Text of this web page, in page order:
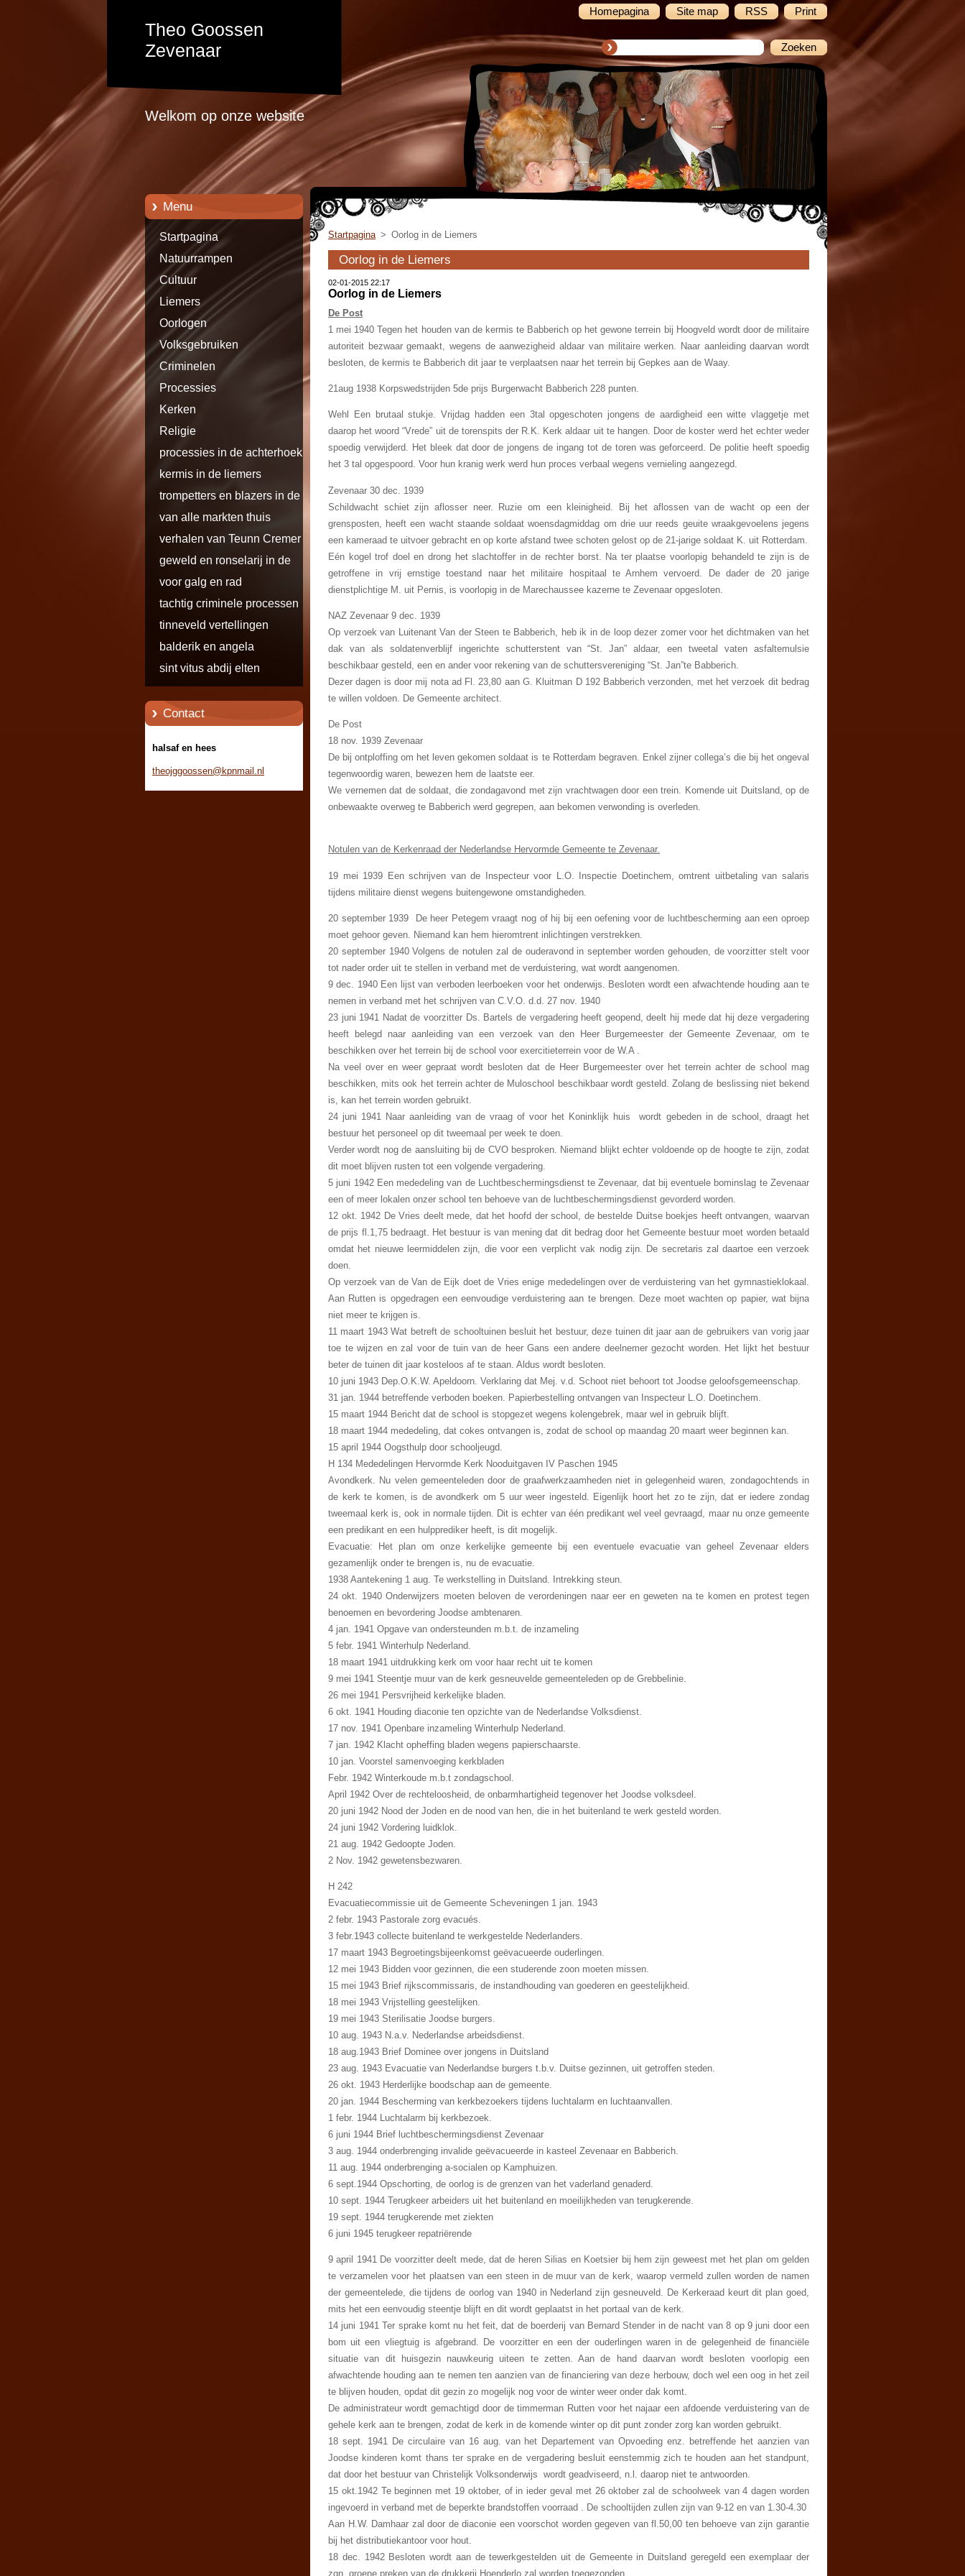
Homepagina Site map RSS Print
Theo Goossen
Zevenaar
Welkom op onze website
Menu
Startpagina
Natuurrampen
Cultuur
Liemers
Oorlogen
Volksgebruiken
Criminelen
Processies
Kerken
Religie
processies in de achterhoek en
de
kermis in de liemers
trompetters en blazers in de
liemers
van alle markten thuis
verhalen van Teunn Cremer uit
Loo
geweld en ronselarij in de
liemers
voor galg en rad
tachtig criminele processen
tinneveld vertellingen
balderik en angela
sint vitus abdij elten
Contact
halsaf en hees
theojggoossen@kpnmail.nl
Startpagina > Oorlog in de Liemers
Oorlog in de Liemers
02-01-2015 22:17
Oorlog in de Liemers
De Post
1 mei 1940 Tegen het houden van de kermis te Babberich op het gewone terrein bij Hoogveld wordt door de militaire
autoriteit bezwaar gemaakt, wegens de aanwezigheid aldaar van militaire werken. Naar aanleiding daarvan wordt
besloten, de kermis te Babberich dit jaar te verplaatsen naar het terrein bij Gepkes aan de Waay.
21aug 1938 Korpswedstrijden 5de prijs Burgerwacht Babberich 228 punten.
Wehl Een brutaal stukje. Vrijdag hadden een 3tal opgeschoten jongens de aardigheid een witte vlaggetje met
daarop het woord “Vrede” uit de torenspits der R.K. Kerk aldaar uit te hangen. Door de koster werd het echter weder
spoedig verwijderd. Het bleek dat door de jongens de ingang tot de toren was geforceerd. De politie heeft spoedig
het 3 tal opgespoord. Voor hun kranig werk werd hun proces verbaal wegens vernieling aangezegd.
Zevenaar 30 dec. 1939
Schildwacht schiet zijn aflosser neer. Ruzie om een kleinigheid. Bij het aflossen van de wacht op een der
grensposten, heeft een wacht staande soldaat woensdagmiddag om drie uur reeds geuite wraakgevoelens jegens
een kameraad te uitvoer gebracht en op korte afstand twee schoten gelost op de 21-jarige soldaat K. uit Rotterdam.
Eén kogel trof doel en drong het slachtoffer in de rechter borst. Na ter plaatse voorlopig behandeld te zijn is de
getroffene in vrij ernstige toestand naar het militaire hospitaal te Arnhem vervoerd. De dader de 20 jarige
dienstplichtige M. uit Pernis, is voorlopig in de Marechaussee kazerne te Zevenaar opgesloten.
NAZ Zevenaar 9 dec. 1939
Op verzoek van Luitenant Van der Steen te Babberich, heb ik in de loop dezer zomer voor het dichtmaken van het
dak van als soldatenverblijf ingerichte schutterstent van “St. Jan” aldaar, een tweetal vaten asfaltemulsie
beschikbaar gesteld, een en ander voor rekening van de schuttersvereniging “St. Jan”te Babberich.
Dezer dagen is door mij nota ad Fl. 23,80 aan G. Kluitman D 192 Babberich verzonden, met het verzoek dit bedrag
te willen voldoen. De Gemeente architect.
De Post
18 nov. 1939 Zevenaar
De bij ontploffing om het leven gekomen soldaat is te Rotterdam begraven. Enkel zijner collega’s die bij het ongeval
tegenwoordig waren, bewezen hem de laatste eer.
We vernemen dat de soldaat, die zondagavond met zijn vrachtwagen door een trein. Komende uit Duitsland, op de
onbewaakte overweg te Babberich werd gegrepen, aan bekomen verwonding is overleden.
Notulen van de Kerkenraad der Nederlandse Hervormde Gemeente te Zevenaar.
19 mei 1939 Een schrijven van de Inspecteur voor L.O. Inspectie Doetinchem, omtrent uitbetaling van salaris
tijdens militaire dienst wegens buitengewone omstandigheden.
20 september 1939 De heer Petegem vraagt nog of hij bij een oefening voor de luchtbescherming aan een oproep
moet gehoor geven. Niemand kan hem hieromtrent inlichtingen verstrekken.
20 september 1940 Volgens de notulen zal de ouderavond in september worden gehouden, de voorzitter stelt voor
tot nader order uit te stellen in verband met de verduistering, wat wordt aangenomen.
9 dec. 1940 Een lijst van verboden leerboeken voor het onderwijs. Besloten wordt een afwachtende houding aan te
nemen in verband met het schrijven van C.V.O. d.d. 27 nov. 1940
23 juni 1941 Nadat de voorzitter Ds. Bartels de vergadering heeft geopend, deelt hij mede dat hij deze vergadering
heeft belegd naar aanleiding van een verzoek van den Heer Burgemeester der Gemeente Zevenaar, om te
beschikken over het terrein bij de school voor exercitieterrein voor de W.A .
Na veel over en weer gepraat wordt besloten dat de Heer Burgemeester over het terrein achter de school mag
beschikken, mits ook het terrein achter de Muloschool beschikbaar wordt gesteld. Zolang de beslissing niet bekend
is, kan het terrein worden gebruikt.
24 juni 1941 Naar aanleiding van de vraag of voor het Koninklijk huis wordt gebeden in de school, draagt het
bestuur het personeel op dit tweemaal per week te doen.
Verder wordt nog de aansluiting bij de CVO besproken. Niemand blijkt echter voldoende op de hoogte te zijn, zodat
dit moet blijven rusten tot een volgende vergadering.
5 juni 1942 Een mededeling van de Luchtbeschermingsdienst te Zevenaar, dat bij eventuele bominslag te Zevenaar
een of meer lokalen onzer school ten behoeve van de luchtbeschermingsdienst gevorderd worden.
12 okt. 1942 De Vries deelt mede, dat het hoofd der school, de bestelde Duitse boekjes heeft ontvangen, waarvan
de prijs fl.1,75 bedraagt. Het bestuur is van mening dat dit bedrag door het Gemeente bestuur moet worden betaald
omdat het nieuwe leermiddelen zijn, die voor een verplicht vak nodig zijn. De secretaris zal daartoe een verzoek
doen.
Op verzoek van de Van de Eijk doet de Vries enige mededelingen over de verduistering van het gymnastieklokaal.
Aan Rutten is opgedragen een eenvoudige verduistering aan te brengen. Deze moet wachten op papier, wat bijna
niet meer te krijgen is.
11 maart 1943 Wat betreft de schooltuinen besluit het bestuur, deze tuinen dit jaar aan de gebruikers van vorig jaar
toe te wijzen en zal voor de tuin van de heer Gans een andere deelnemer gezocht worden. Het lijkt het bestuur
beter de tuinen dit jaar kosteloos af te staan. Aldus wordt besloten.
10 juni 1943 Dep.O.K.W. Apeldoorn. Verklaring dat Mej. v.d. Schoot niet behoort tot Joodse geloofsgemeenschap.
31 jan. 1944 betreffende verboden boeken. Papierbestelling ontvangen van Inspecteur L.O. Doetinchem.
15 maart 1944 Bericht dat de school is stopgezet wegens kolengebrek, maar wel in gebruik blijft.
18 maart 1944 mededeling, dat cokes ontvangen is, zodat de school op maandag 20 maart weer beginnen kan.
15 april 1944 Oogsthulp door schooljeugd.
H 134 Mededelingen Hervormde Kerk Nooduitgaven IV Paschen 1945
Avondkerk. Nu velen gemeenteleden door de graafwerkzaamheden niet in gelegenheid waren, zondagochtends in
de kerk te komen, is de avondkerk om 5 uur weer ingesteld. Eigenlijk hoort het zo te zijn, dat er iedere zondag
tweemaal kerk is, ook in normale tijden. Dit is echter van één predikant wel veel gevraagd, maar nu onze gemeente
een predikant en een hulpprediker heeft, is dit mogelijk.
Evacuatie: Het plan om onze kerkelijke gemeente bij een eventuele evacuatie van geheel Zevenaar elders
gezamenlijk onder te brengen is, nu de evacuatie.
1938 Aantekening 1 aug. Te werkstelling in Duitsland. Intrekking steun.
24 okt. 1940 Onderwijzers moeten beloven de verordeningen naar eer en geweten na te komen en protest tegen
benoemen en bevordering Joodse ambtenaren.
4 jan. 1941 Opgave van ondersteunden m.b.t. de inzameling
5 febr. 1941 Winterhulp Nederland.
18 maart 1941 uitdrukking kerk om voor haar recht uit te komen
9 mei 1941 Steentje muur van de kerk gesneuvelde gemeenteleden op de Grebbelinie.
26 mei 1941 Persvrijheid kerkelijke bladen.
6 okt. 1941 Houding diaconie ten opzichte van de Nederlandse Volksdienst.
17 nov. 1941 Openbare inzameling Winterhulp Nederland.
7 jan. 1942 Klacht opheffing bladen wegens papierschaarste.
10 jan. Voorstel samenvoeging kerkbladen
Febr. 1942 Winterkoude m.b.t zondagschool.
April 1942 Over de rechteloosheid, de onbarmhartigheid tegenover het Joodse volksdeel.
20 juni 1942 Nood der Joden en de nood van hen, die in het buitenland te werk gesteld worden.
24 juni 1942 Vordering luidklok.
21 aug. 1942 Gedoopte Joden.
2 Nov. 1942 gewetensbezwaren.
H 242
Evacuatiecommissie uit de Gemeente Scheveningen 1 jan. 1943
2 febr. 1943 Pastorale zorg evacués.
3 febr.1943 collecte buitenland te werkgestelde Nederlanders.
17 maart 1943 Begroetingsbijeenkomst geëvacueerde ouderlingen.
12 mei 1943 Bidden voor gezinnen, die een studerende zoon moeten missen.
15 mei 1943 Brief rijkscommissaris, de instandhouding van goederen en geestelijkheid.
18 mei 1943 Vrijstelling geestelijken.
19 mei 1943 Sterilisatie Joodse burgers.
10 aug. 1943 N.a.v. Nederlandse arbeidsdienst.
18 aug.1943 Brief Dominee over jongens in Duitsland
23 aug. 1943 Evacuatie van Nederlandse burgers t.b.v. Duitse gezinnen, uit getroffen steden.
26 okt. 1943 Herderlijke boodschap aan de gemeente.
20 jan. 1944 Bescherming van kerkbezoekers tijdens luchtalarm en luchtaanvallen.
1 febr. 1944 Luchtalarm bij kerkbezoek.
6 juni 1944 Brief luchtbeschermingsdienst Zevenaar
3 aug. 1944 onderbrenging invalide geëvacueerde in kasteel Zevenaar en Babberich.
11 aug. 1944 onderbrenging a-socialen op Kamphuizen.
6 sept.1944 Opschorting, de oorlog is de grenzen van het vaderland genaderd.
10 sept. 1944 Terugkeer arbeiders uit het buitenland en moeilijkheden van terugkerende.
19 sept. 1944 terugkerende met ziekten
6 juni 1945 terugkeer repatriërende
9 april 1941 De voorzitter deelt mede, dat de heren Silias en Koetsier bij hem zijn geweest met het plan om gelden
te verzamelen voor het plaatsen van een steen in de muur van de kerk, waarop vermeld zullen worden de namen
der gemeentelede, die tijdens de oorlog van 1940 in Nederland zijn gesneuveld. De Kerkeraad keurt dit plan goed,
mits het een eenvoudig steentje blijft en dit wordt geplaatst in het portaal van de kerk.
14 juni 1941 Ter sprake komt nu het feit, dat de boerderij van Bernard Stender in de nacht van 8 op 9 juni door een
bom uit een vliegtuig is afgebrand. De voorzitter en een der ouderlingen waren in de gelegenheid de financiële
situatie van dit huisgezin nauwkeurig uiteen te zetten. Aan de hand daarvan wordt besloten voorlopig een
afwachtende houding aan te nemen ten aanzien van de financiering van deze herbouw, doch wel een oog in het zeil
te blijven houden, opdat dit gezin zo mogelijk nog voor de winter weer onder dak komt.
De administrateur wordt gemachtigd door de timmerman Rutten voor het najaar een afdoende verduistering van de
gehele kerk aan te brengen, zodat de kerk in de komende winter op dit punt zonder zorg kan worden gebruikt.
18 sept. 1941 De circulaire van 16 aug. van het Departement van Opvoeding enz. betreffende het aanzien van
Joodse kinderen komt thans ter sprake en de vergadering besluit eenstemmig zich te houden aan het standpunt,
dat door het bestuur van Christelijk Volksonderwijs wordt geadviseerd, n.l. daarop niet te antwoorden.
15 okt.1942 Te beginnen met 19 oktober, of in ieder geval met 26 oktober zal de schoolweek van 4 dagen worden
ingevoerd in verband met de beperkte brandstoffen voorraad . De schooltijden zullen zijn van 9-12 en van 1.30-4.30
Aan H.W. Damhaar zal door de diaconie een voorschot worden gegeven van fl.50,00 ten behoeve van zijn garantie
bij het distributiekantoor voor hout.
18 dec. 1942 Besloten wordt aan de tewerkgestelden uit de Gemeente in Duitsland geregeld een exemplaar der
zgn. groene preken van de drukkerij Hoenderlo zal worden toegezonden.